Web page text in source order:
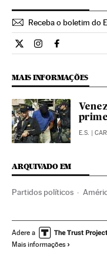
Receba o boletim do
Internacional El País
Internacional El
MAIS INFORMAÇÕES
E.S. |
ARQUIVADO EM
Partidos políticos
Venezuela Fronteiras
América do Sul
Adere a
Mais informações